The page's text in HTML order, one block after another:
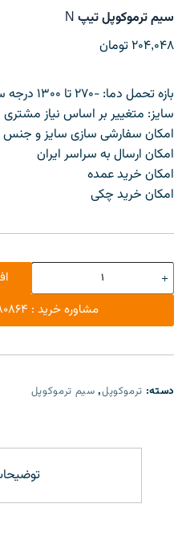
سیم ترموکوپل تیپ N
204,048 تومان
بازه تحمل دما: -270 تا 1300 درجه سانتی گراد
سایز: متغییر بر اساس نیاز مشتری
امکان سفارشی سازی سایز و جنس
امکان ارسال به سراسر ایران
امکان خرید عمده
امکان خرید چکی
مشاوره خرید : 09105980864
دسته: ترموکوپل, سیم ترموکوپل